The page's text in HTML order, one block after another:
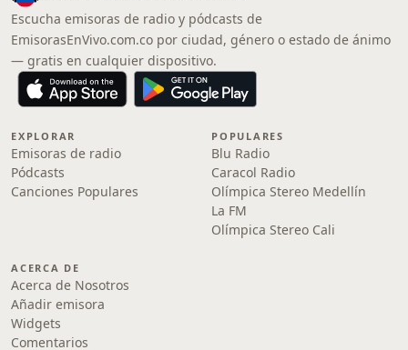
Escucha emisoras de radio y pódcasts de
EmisorasEnVivo.com.co por ciudad, género o estado de ánimo
— gratis en cualquier dispositivo.
EXPLORAR
Emisoras de radio
Pódcasts
Canciones Populares
POPULARES
Blu Radio
Caracol Radio
Olímpica Stereo Medellín
La FM
Olímpica Stereo Cali
ACERCA DE
Acerca de Nosotros
Añadir emisora
Widgets
Comentarios